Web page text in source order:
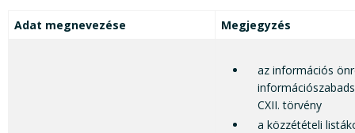
Adat megnevezése Megjegyzés
az információs
CXII. törvény
a közzétételi